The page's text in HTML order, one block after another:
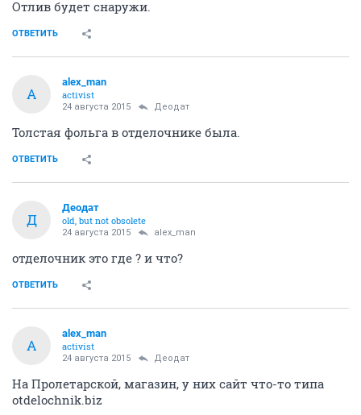
Отлив будет снаружи.
ОТВЕТИТЬ
A
alex_man
activist
24 августа 2015 Деодат
Толстая фольга в отделочнике была.
ОТВЕТИТЬ
Д
Деодат
old, but not obsolete
24 августа 2015 alex_man
отделочник это где ? и что?
ОТВЕТИТЬ
A
alex_man
activist
24 августа 2015 Деодат
На Пролетарской, магазин, у них сайт что-то типа
otdelochnik.biz